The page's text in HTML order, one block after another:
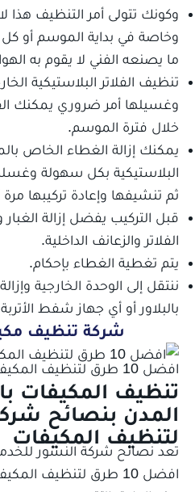
وكونك تتولى أمر التنظيف هذا
وخاصة في بداية الموسم أو
ما يصنعه الفني لا يقوم به
تنظيف الفلاتر البلاستيكية
وغسيلها أمر ضروري يمكنك
خلال فترة الموسم.
يمكنك إزالة الغطاء الخاص
البلاستيكية بكل سهولة
ثم تنشيفها وإعادة تركيبها
قبل التركيب يفضل إزالة الغبار
الفلاتر والزعانف الداخلية.
يتم تغطية الغطاء بإحكام.
ننتقل إلى الوحدة الخارجية
بالبلاور أو أي جهاز شفط
شركة تنظيف
افضل 10 طرق لتنظيف المكيف بالماء والخل
تنظيف المكيفات
المدن بنصائح
لتنظيف المكيفات
تعد نصائح شركة النسور
افضل 10 طرق لتنظيف